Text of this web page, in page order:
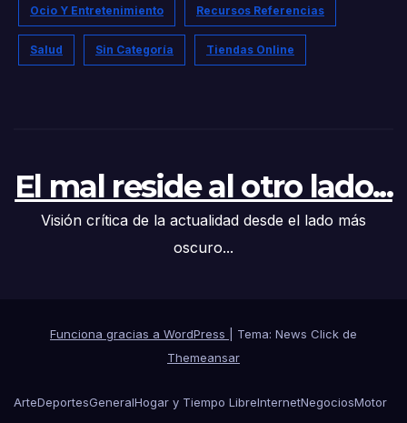
Ocio Y Entretenimiento Recursos Referencias
Salud Sin Categoría Tiendas Online
El mal reside al otro lado...
Visión crítica de la actualidad desde el lado más
oscuro...
Funciona gracias a WordPress
Tema: News Click de
Themeansar
ArteDeportesGeneralHogar y Tiempo LibreInternetNegociosMotor